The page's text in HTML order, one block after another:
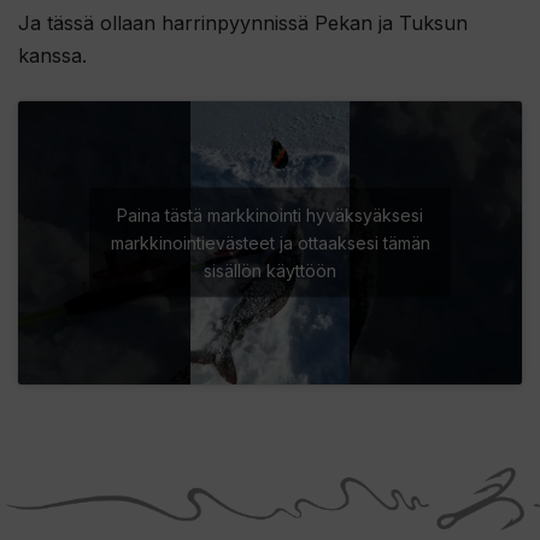
Ja tässä ollaan harrinpyynnissä Pekan ja Tuksun
kanssa.
Paina tästä markkinointi hyväksyäksesi
markkinointievästeet ja ottaaksesi tämän
sisällön käyttöön